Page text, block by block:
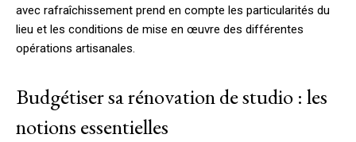
avec rafraîchissement prend en compte les particularités du
lieu et les conditions de mise en œuvre des différentes
opérations artisanales.
Budgétiser sa rénovation de studio : les
notions essentielles